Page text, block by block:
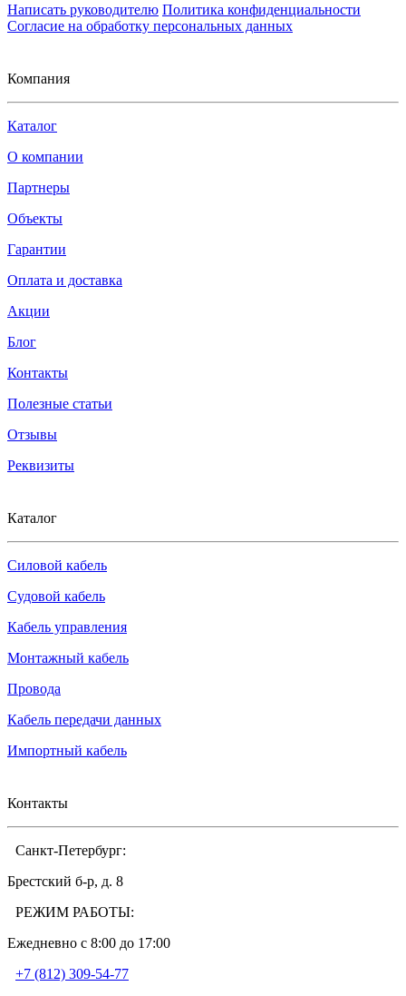
Написать руководителю Политика конфиденциальности
Согласие на обработку персональных данных
Компания
Каталог
О компании
Партнеры
Объекты
Гарантии
Оплата и доставка
Акции
Блог
Контакты
Полезные статьи
Отзывы
Реквизиты
Каталог
Силовой кабель
Судовой кабель
Кабель управления
Монтажный кабель
Провода
Кабель передачи данных
Импортный кабель
Контакты
Санкт-Петербург:
Брестский б-р, д. 8
РЕЖИМ РАБОТЫ:
Ежедневно c 8:00 до 17:00
+7 (812) 309-54-77